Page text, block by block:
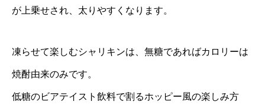
が上乗せされ、太りやすくなります。
凍らせて楽しむシャリキンは、無糖であればカロリーは
焼酎由来のみです。
低糖のビアテイスト飲料で割るホッピー風の楽しみ方